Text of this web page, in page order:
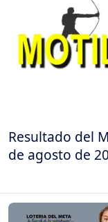
Resultado del
de agosto de